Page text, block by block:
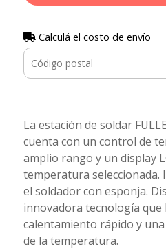
Calculá el costo de envío
La estación de soldar
cuenta con un control de
amplio rango y un display
temperatura seleccionada.
el soldador con esponja.
innovadora tecnología
calentamiento rápido y
de la temperatura.